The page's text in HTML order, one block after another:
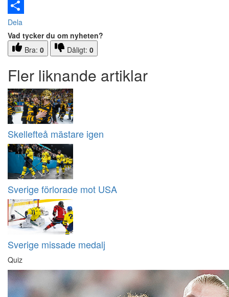
Email
Dela
Vad tycker du om nyheten?
Bra: 0 Dåligt: 0
Fler liknande artiklar
Skellefteå mästare igen
Sverige förlorade mot USA
Sverige missade medalj
Quiz